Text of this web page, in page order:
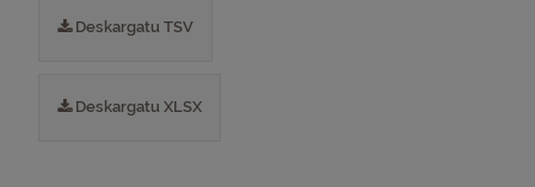
Deskargatu TSV
Deskargatu XLSX